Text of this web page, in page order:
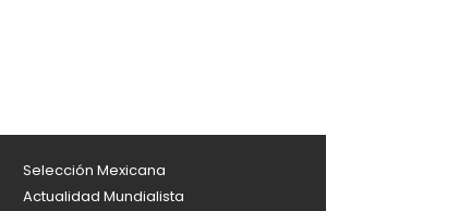
Selección Mexicana
Actualidad Mundialista